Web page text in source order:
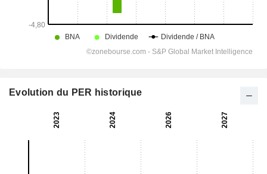
Evolution du PER historique